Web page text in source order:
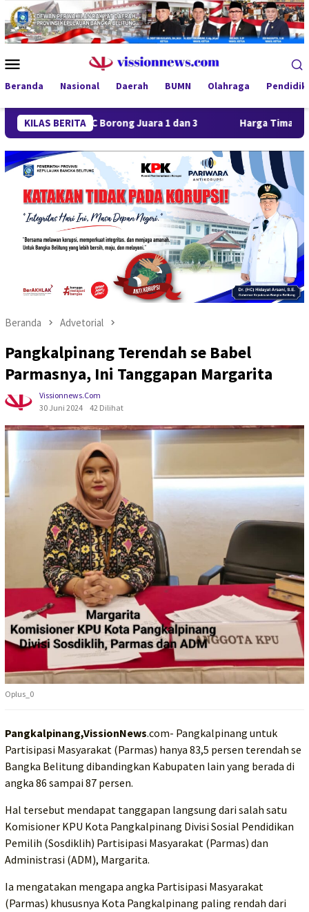
Loncat
ke
konten
Mobile
Beranda Nasional Daerah BUMN Olahraga
KILAS BERITA
FC Borong Juara 1 dan 3 Harga Timah Turun,
Beranda Advetorial
Pangkalpinang Terendah se Babel
Parmasnya, Ini Tanggapan Margarita
Vissionnews.com
30 Juni 2024
42 Dilihat
Oplus_0
Pangkalpinang,VissionNews.com- Pangkalpinang untuk
Partisipasi Masyarakat (Parmas) hanya 83,5 persen terendah se
Bangka Belitung dibandingkan Kabupaten lain yang berada di
angka 86 sampai 87 persen.
Hal tersebut mendapat tanggapan langsung dari salah satu
Komisioner KPU Kota Pangkalpinang Divisi Sosial Pendidikan
Pemilih (Sosdiklih) Partisipasi Masyarakat (Parmas) dan
Administrasi (ADM), Margarita.
Ia mengatakan mengapa angka Partisipasi Masyarakat
(Parmas) khususnya Kota Pangkalpinang paling rendah dari